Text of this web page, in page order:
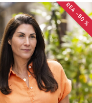
REA −50 %